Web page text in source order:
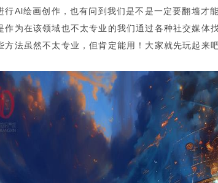
行Al绘画创作，也有问到我们是不是一定要翻墙才
作为在该领域也不太专业的我们通过各种社交媒体
方法虽然不太专业，但肯定能用！大家就先玩起来吧